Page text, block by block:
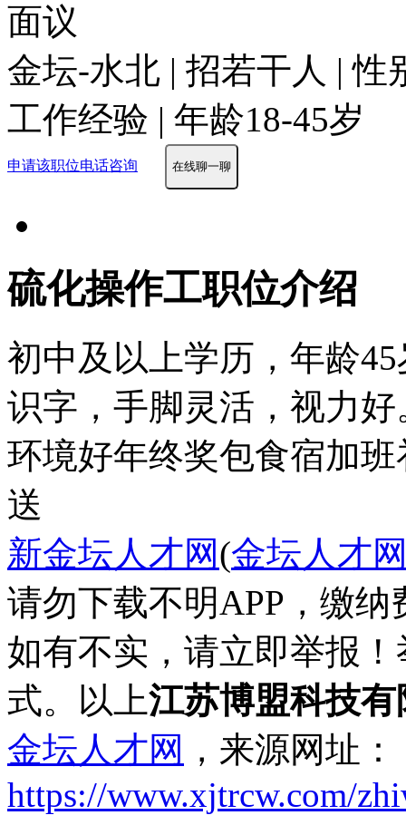
面议
金坛-水北 | 招若干人 | 性
工作经验 | 年龄18-45岁
申请该职位电话咨询 在线聊一聊
硫化操作工职位介绍
初中及以上学历，年龄
识字，手脚灵活，视力好
环境好年终奖包食宿加班
送
新金坛人才网(金坛人才
请勿下载不明APP，缴
如有不实，请立即举报
式。以上江苏博盟科技
金坛人才网 ，来源网址：
https://www.xjtrcw.com/